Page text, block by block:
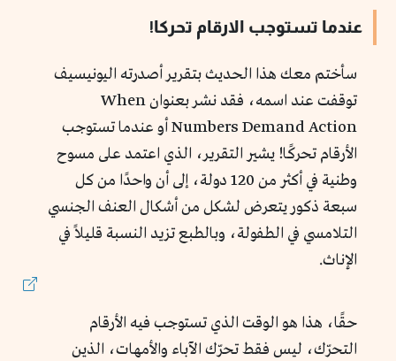
عندما تستوجب الارقام تحركا!
سأختم معك هذا الحديث بتقرير أصدرته اليونيسيف
توقفت عند اسمه، فقد نشر بعنوان When
Numbers Demand Action أو عندما تستوجب
الأرقام تحركًا! يشير التقرير، الذي اعتمد على مسوح
وطنية في أكثر من 120 دولة، إلى أن واحدًا من كل
سبعة ذكور يتعرض لشكل من أشكال العنف الجنسي
التلامسي في الطفولة، وبالطبع تزيد النسبة قليلاً في
الإناث.
حقًا، هذا هو الوقت الذي تستوجب فيه الأرقام
التحرّك، ليس فقط تحرّك الآباء والأمهات، الذين